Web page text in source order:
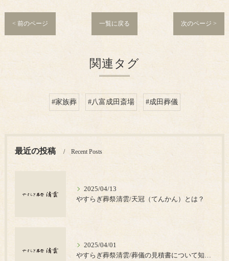
< 前のページ 一覧に戻る 次のページ >
関連タグ
#家族葬 #八富成田斎場 #成田葬儀
最近の投稿 Recent Posts
2025/04/13
やすらぎ葬祭清雲/天冠（てんかん）とは？
2025/04/01